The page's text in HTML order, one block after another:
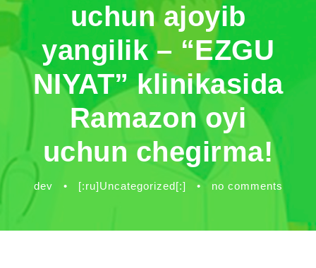
uchun ajoyib
yangilik – “EZGU
NIYAT” klinikasida
Ramazon oyi
uchun chegirma!
dev • [:ru]Uncategorized[:] • no comments